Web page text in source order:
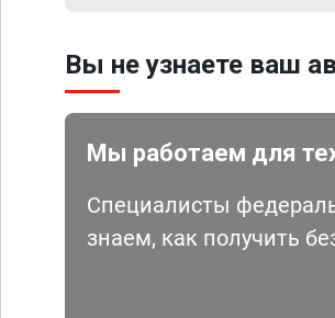
Вы не узнаете ваш
Мы работаем для
Специалисты
знаем, как получить